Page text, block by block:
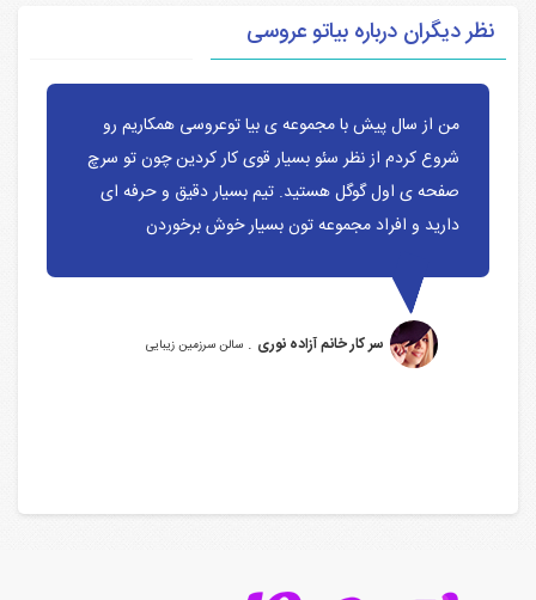
نظر دیگران درباره بیاتو عروسی
من از سال پیش با مجموعه ی بیا توعروسی همکاریم رو
شروع کردم از نظر سئو بسیار قوی کار کردین چون تو سرچ
صفحه ی اول گوگل هستید. تیم بسیار دقیق و حرفه ای
دارید و افراد مجموعه تون بسیار خوش برخوردن
سر کار خانم آزاده نوری . سالن سرزمین زیبایی